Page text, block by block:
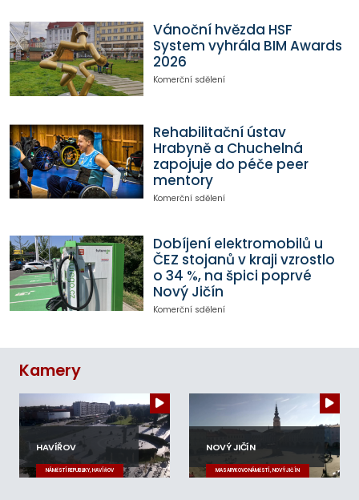
Vánoční hvězda HSF
System vyhrála BIM Awards
2026
Komerční sdělení
Rehabilitační ústav
Hrabyně a Chuchelná
zapojuje do péče peer
mentory
Komerční sdělení
Dobíjení elektromobilů u
ČEZ stojanů v kraji vzrostlo
o 34 %, na špici poprvé
Nový Jičín
Komerční sdělení
Kamery
HAVÍŘOV
NÁMĚSTÍ REPUBLIKY, HAVÍŘOV
NOVÝ JIČÍN
MASARYKOVO NÁMĚSTÍ, NOVÝ JIČÍN